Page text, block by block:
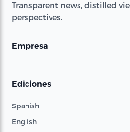
Transparent news, distilled
perspectives.
Empresa
Ediciones
Spanish
English